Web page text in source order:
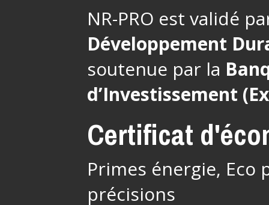
NR-PRO est validé
Développement
soutenue par la
d’Investissement
Certificat
Primes énergie, Eco
précisions